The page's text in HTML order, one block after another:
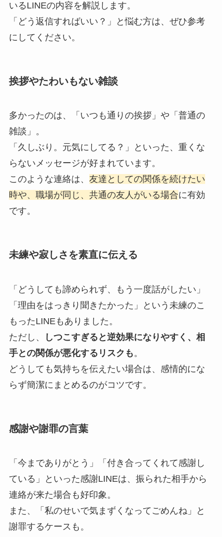
いるLINEの内容を解説します。
「どう返信すればいい？」と悩む方は、ぜひ参考
にしてください。
挨拶やたわいもない雑談
多かったのは、「いつも通りの挨拶」や「普通の
雑談」。
「久しぶり。元気にしてる？」といった、重くな
らないメッセージが好まれています。
このような連絡は、 友達としての関係を続けたい
時や、職場が同じ、共通の友人がいる場合に有効
です。
未練や寂しさを素直に伝える
「どうしても諦められず、もう一度話がしたい」
「理由をはっきり聞きたかった」という未練のこ
もったLINEもありました。
ただし、
しつこすぎると逆効果になりやすく、相
手との関係が悪化するリスクも 。
どうしても気持ちを伝えたい場合は、感情的にな
らず簡潔にまとめるのがコツです。
感謝や謝罪の言葉
「今までありがとう」「付き合ってくれて感謝し
ている」といった感謝LINEは、振られた相手から
連絡が来た場合も好印象。
また、「私のせいで気まずくなってごめんね」と
謝罪するケースも。